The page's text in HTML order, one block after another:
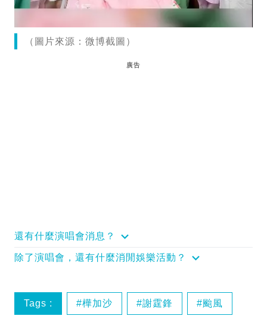
（圖片來源：微博截圖）
廣告
還有什麼演唱會消息？
除了演唱會，還有什麼消閒娛樂活動？
Tags : 樺加沙 謝霆鋒 颱風